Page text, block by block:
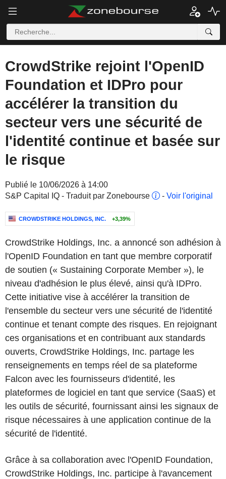
CrowdStrike rejoint l'OpenID
Foundation et IDPro pour
accélérer la transition du
secteur vers une sécurité de
l'identité continue et basée sur
le risque
Publié le 10/06/2026 à 14:00
S&P Capital IQ - Traduit par Zonebourse
- Voir l'original
CROWDSTRIKE HOLDINGS, INC. +3,39%
CrowdStrike Holdings, Inc. a annoncé son adhésion à
l'OpenID Foundation en tant que membre corporatif
de soutien (« Sustaining Corporate Member »), le
niveau d'adhésion le plus élevé, ainsi qu'à IDPro.
Cette initiative vise à accélérer la transition de
l'ensemble du secteur vers une sécurité de l'identité
continue et tenant compte des risques. En rejoignant
ces organisations et en contribuant aux standards
ouverts, CrowdStrike Holdings, Inc. partage les
renseignements en temps réel de sa plateforme
Falcon avec les fournisseurs d'identité, les
plateformes de logiciel en tant que service (SaaS) et
les outils de sécurité, fournissant ainsi les signaux de
risque nécessaires à une application continue de la
sécurité de l'identité.
Grâce à sa collaboration avec l'OpenID Foundation,
CrowdStrike Holdings, Inc. participe à l'avancement